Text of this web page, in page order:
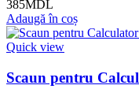
385MDL
Adaugă în coș
Quick view
Scaun pentru